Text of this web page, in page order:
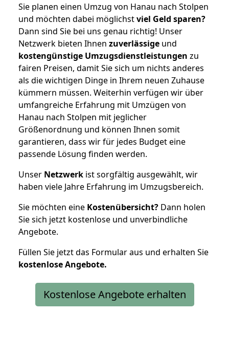
Sie planen einen Umzug von Hanau nach Stolpen
und möchten dabei möglichstviel Geld sparen?
Dann sind Sie bei uns genau richtig! Unser
Netzwerk bieten Ihnen zuverlässige und
kostengünstige Umzugsdienstleistungen zu
fairen Preisen, damit Sie sich um nichts anderes
als die wichtigen Dinge in Ihrem neuen Zuhause
kümmern müssen. Weiterhin verfügen wir über
umfangreiche Erfahrung mit Umzügen von
Hanau nach Stolpen mit jeglicher
Größenordnung und können Ihnen somit
garantieren, dass wir für jedes Budget eine
passende Lösung finden werden.
Unser Netzwerk ist sorgfältig ausgewählt, wir
haben viele Jahre Erfahrung im Umzugsbereich.
Sie möchten eine Kostenübersicht? Dann holen
Sie sich jetzt kostenlose und unverbindliche
Angebote.
Füllen Sie jetzt das Formular aus und erhalten Sie
kostenloseAngebote.
Kostenlose Angebote erhalten